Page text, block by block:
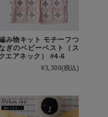
み物キット モチーフつ
ぎのベビーベスト（ス
エアネック） #4-6
¥3,300(税込)